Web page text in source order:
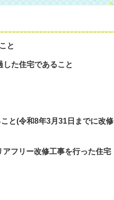
と
た住宅であること
と(令和8年3月31日までに改修
フリー改修工事を行った住宅